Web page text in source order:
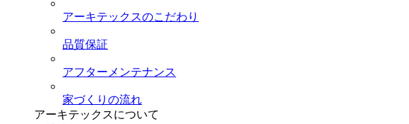
アーキテックスのこだわり
品質保証
アフターメンテナンス
家づくりの流れ
アーキテックスについて